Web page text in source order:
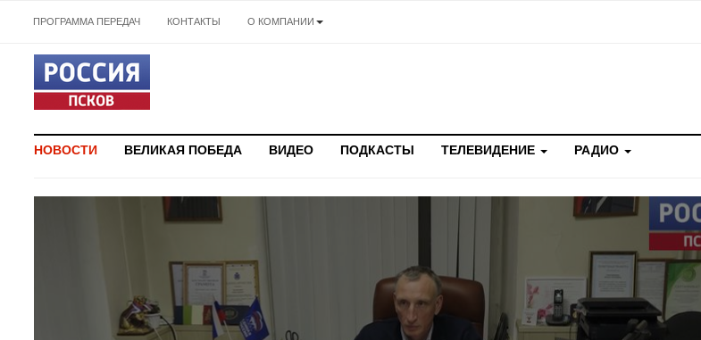
ПРОГРАММА ПЕРЕДАЧ КОНТАКТЫ О КОМПАНИИ
НОВОСТИ ВЕЛИКАЯ ПОБЕДА ВИДЕО ПОДКАСТЫ ТЕЛЕВИДЕНИЕ РАДИО